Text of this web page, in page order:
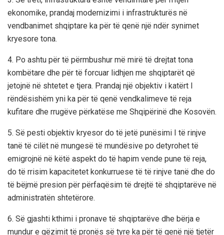
ekonomike, prandaj modernizimi i infrastrukturës në
vendbanimet shqiptare ka për të qenë një ndër synimet
kryesore tona.
4. Po ashtu për të përmbushur më mirë të drejtat tona
kombëtare dhe për të forcuar lidhjen me shqiptarët që
jetojnë në shtetet e tjera. Prandaj një objektiv i katërt I
rëndësishëm yni ka për të qenë vendkalimeve të reja
kufitare dhe rrugëve përkatëse me Shqipërinë dhe Kosovën.
5. Së pesti objektiv kryesor do të jetë punësimi I të rinjve
tanë të cilët në mungesë të mundësive po detyrohet të
emigrojnë në këtë aspekt do të hapim vende pune të reja,
do të rrisim kapacitetet konkurruese të të rinjve tanë dhe do
të bëjmë presion për përfaqësim të drejtë të shqiptarëve në
administratën shtetërore.
6. Së gjashti kthimi i pronave të shqiptarëve dhe bërja e
mundur e gëzimit të pronës së tyre ka për të qenë një tjetër